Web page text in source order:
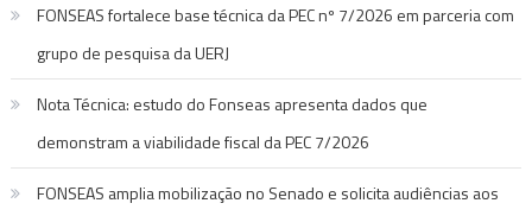
FONSEAS fortalece base técnica da PEC nº 7/2026 em parceria com
grupo de pesquisa da UERJ
Nota Técnica: estudo do Fonseas apresenta dados que
demonstram a viabilidade fiscal da PEC 7/2026
FONSEAS amplia mobilização no Senado e solicita audiências aos